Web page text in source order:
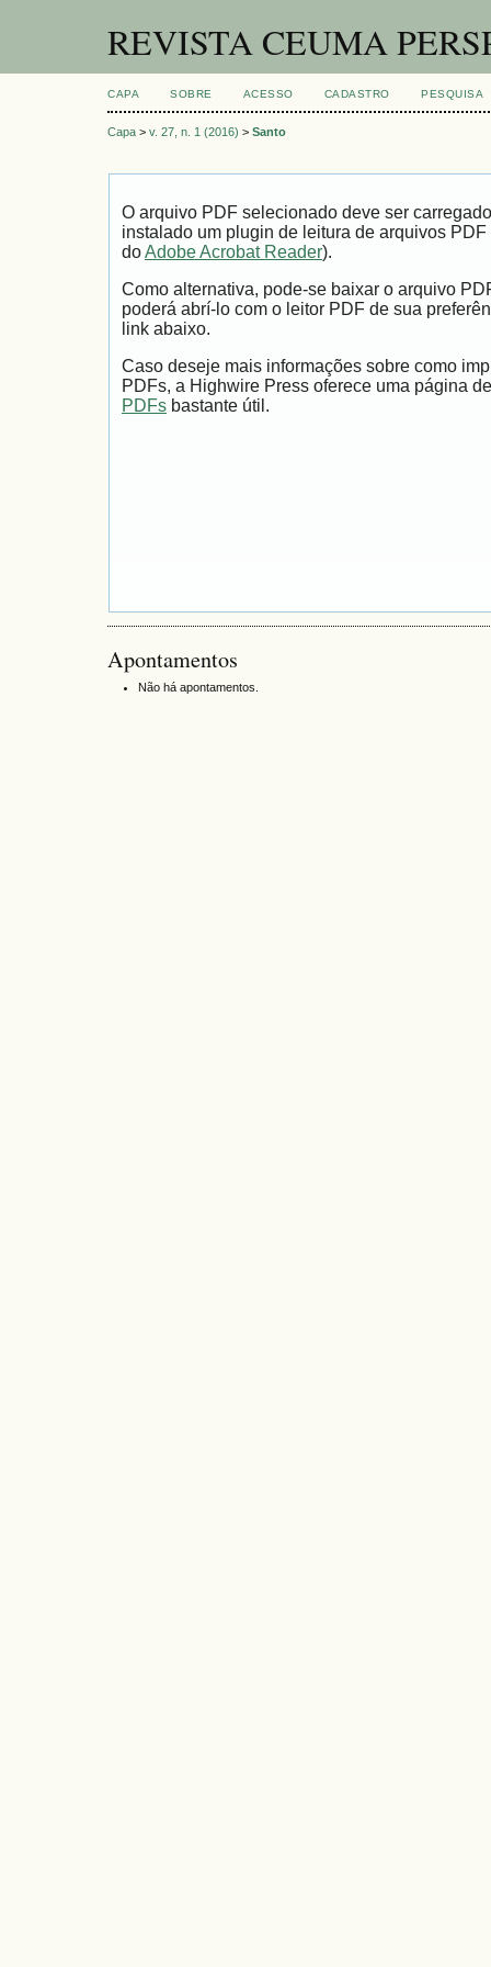
REVISTA CEUMA
CAPA SOBRE ACESSO CADASTRO PESQUISA
Capa > v. 27, n. 1 (2016) > Santo
O arquivo PDF selecionado deve ser
instalado um plugin de leitura de arquivos
doAdobe Acrobat Reader).
Como alternativa, pode-se baixar o arquivo
poderá abrí-lo com o leitor PDF de sua
link abaixo.
Caso deseje mais informações sobre como
PDFs, a Highwire Press oferece uma página
PDFs bastante útil.
Apontamentos
Não há apontamentos.